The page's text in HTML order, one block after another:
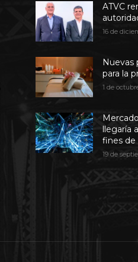
ATVC
16 de
Nuevas
para la
1 de
llegaría
fines de
19 de